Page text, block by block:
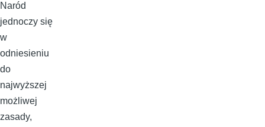
Naród
jednoczy się
w
odniesieniu
do
najwyższej
możliwej
zasady,